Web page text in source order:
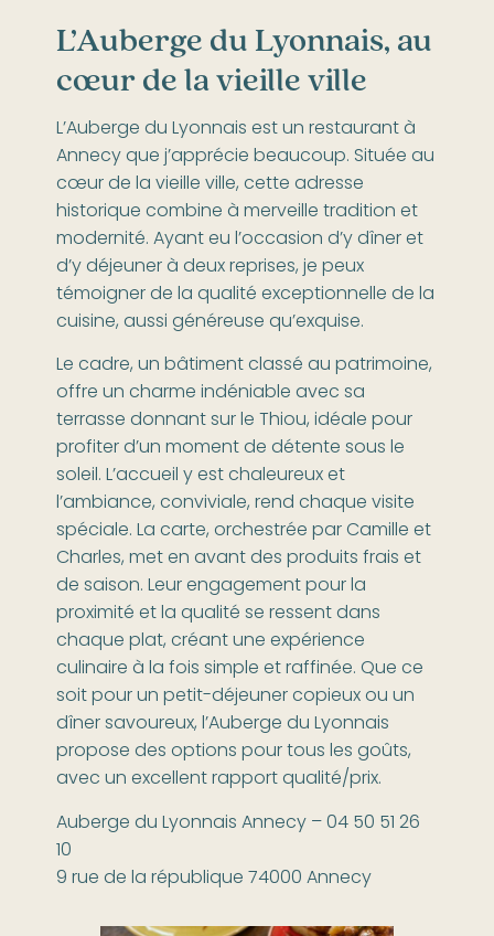
L’Auberge du Lyonnais, au
cœur de la vieille ville
L’Auberge du Lyonnais est un restaurant à
Annecy que j’apprécie beaucoup. Située au
cœur de la vieille ville, cette adresse
historique combine à merveille tradition et
modernité. Ayant eu l’occasion d’y dîner et
d’y déjeuner à deux reprises, je peux
témoigner de la qualité exceptionnelle de la
cuisine, aussi généreuse qu’exquise.
Le cadre, un bâtiment classé au patrimoine,
offre un charme indéniable avec sa
terrasse donnant sur le Thiou, idéale pour
profiter d’un moment de détente sous le
soleil. L’accueil y est chaleureux et
l’ambiance, conviviale, rend chaque visite
spéciale. La carte, orchestrée par Camille et
Charles, met en avant des produits frais et
de saison. Leur engagement pour la
proximité et la qualité se ressent dans
chaque plat, créant une expérience
culinaire à la fois simple et raffinée. Que ce
soit pour un petit-déjeuner copieux ou un
dîner savoureux, l’Auberge du Lyonnais
propose des options pour tous les goûts,
avec un excellent rapport qualité/prix.
Auberge du Lyonnais Annecy – 04 50 51 26
10
9 rue de la république 74000 Annecy